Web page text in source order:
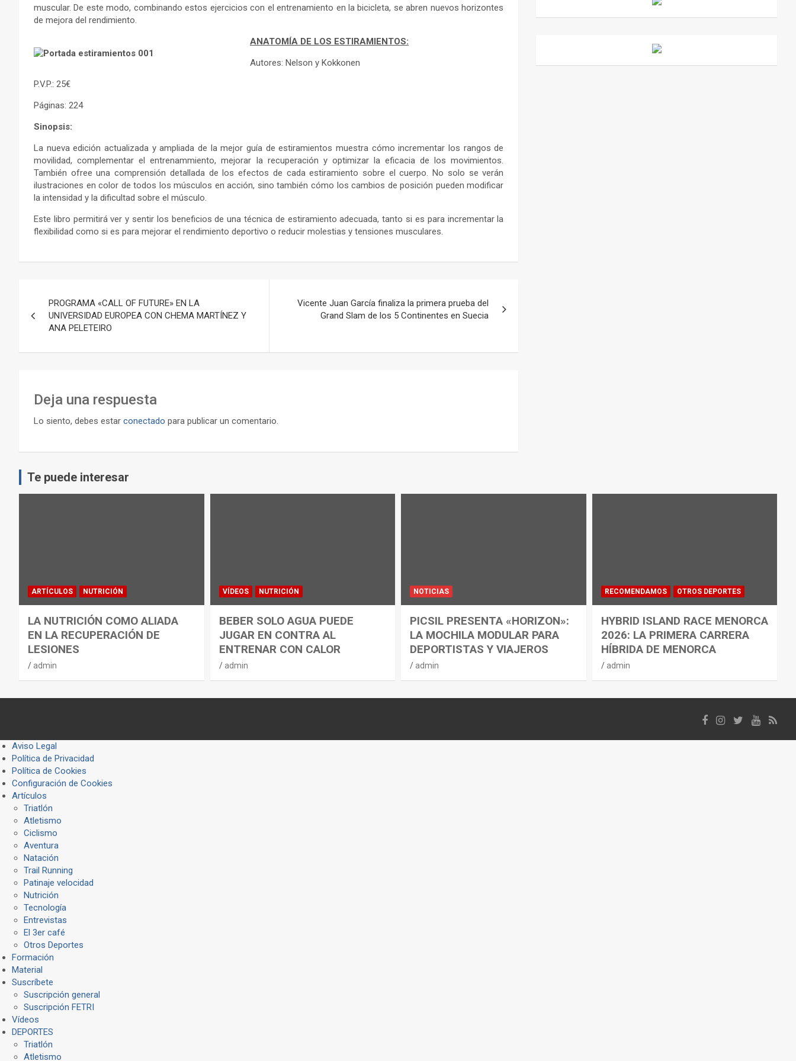
muscular. De este modo, combinando estos ejercicios con el entrenamiento en la bicicleta, se abren nuevos horizontes
de mejora del rendimiento.
ANATOMÍA DE LOS ESTIRAMIENTOS:
Autores: Nelson y Kokkonen
P.V.P.: 25€
Páginas: 224
Sinopsis:
La nueva edición actualizada y ampliada de la mejor guía de estiramientos muestra cómo incrementar los rangos de
movilidad, complementar el entrenammiento, mejorar la recuperación y optimizar la eficacia de los movimientos.
También ofree una comprensión detallada de los efectos de cada estiramiento sobre el cuerpo. No solo se verán
ilustraciones en color de todos los músculos en acción, sino también cómo los cambios de posición pueden modificar
la intensidad y la dificultad sobre el músculo.
Este libro permitirá ver y sentir los beneficios de una técnica de estiramiento adecuada, tanto si es para incrementar la
flexibilidad como si es para mejorar el rendimiento deportivo o reducir molestias y tensiones musculares.
de
PROGRAMA «CALL OF FUTURE» EN LA
UNIVERSIDAD EUROPEA CON CHEMA MARTÍNEZ Y
ANA PELETEIRO
Vicente Juan García finaliza la primera prueba del
Grand Slam de los 5 Continentes en Suecia
Deja una respuesta
Lo siento, debes estar conectado para publicar un comentario.
Te puede interesar
ARTÍCULOS NUTRICIÓN
LA NUTRICIÓN COMO ALIADA
EN LA RECUPERACIÓN DE
LESIONES
admin
VÍDEOS NUTRICIÓN
BEBER SOLO AGUA PUEDE
JUGAR EN CONTRA AL
ENTRENAR CON CALOR
admin
NOTICIAS
PICSIL PRESENTA «HORIZON»:
LA MOCHILA MODULAR PARA
DEPORTISTAS Y VIAJEROS
admin
RECOMENDAMOS OTROS DEPORTES
HYBRID ISLAND RACE MENORCA
2026: LA PRIMERA CARRERA
HÍBRIDA DE MENORCA
admin
Aviso Legal
Política de Privacidad
Política de Cookies
Configuración de Cookies
Artículos
Triatlón
Atletismo
Ciclismo
Aventura
Natación
Trail Running
Patinaje velocidad
Nutrición
Tecnología
Entrevistas
El 3er café
Otros Deportes
Formación
Material
Suscríbete
Suscripción general
Suscripción FETRI
Vídeos
DEPORTES
Triatlón
Atletismo